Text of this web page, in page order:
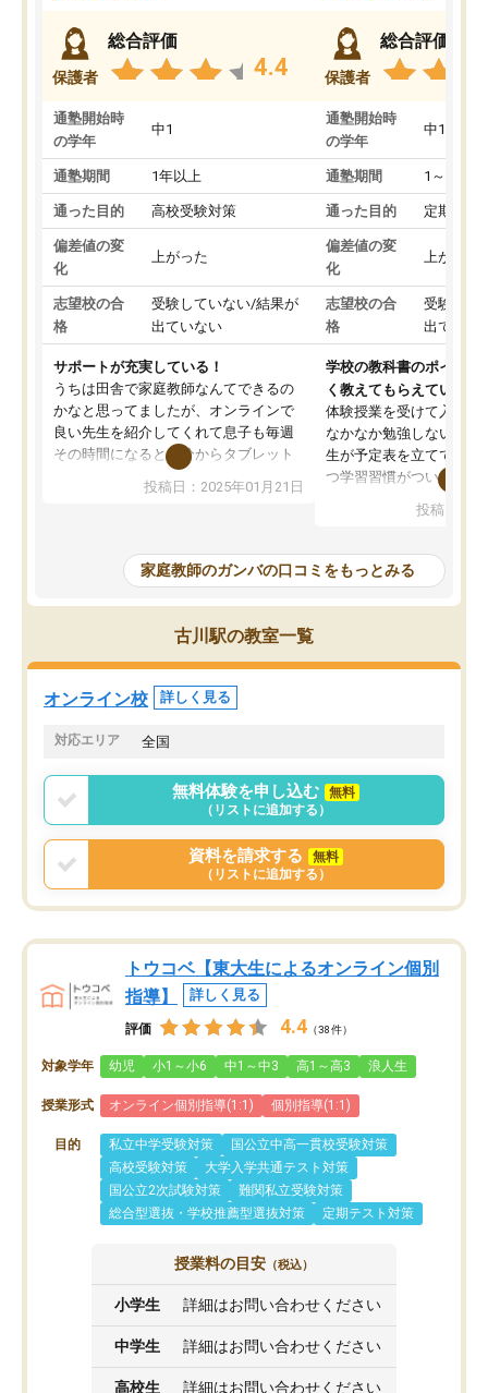
保護者
総合評価
4.4
通塾開始時
の学年
中1
通塾期間 1年以上
通った目的 高校受験対策
偏差値の変
化
上がった
志望校の合
格
受験していない/結果が
出ていない
サポートが充実している！
うちは田舎で家庭教師なんてできるの
かなと思ってましたが、オンラインで
良い先生を紹介してくれて息子も毎週
その時間になると自分からタブレット
を開いてzoomを繋げるようになりまし
た！5科目なんでもOKなのもとても気
めて1年ほどだった今では平均点以上の
科目が増えてきました！あと1年受験ま
であるので無料の週末教室を使用しな
がら頑張って欲しいと思います！
投稿日：2025年01月21日
保護者
総合評価
通塾開始時
の学年
中1
通塾期間 1～3ヵ月
通った目的 定期テス
偏差値の変
化
上がった
志望校の合
格
受験して
出ていな
学校の教科書のポイント
く教えてもらえている
体験授業を受けて入塾し
なかなか勉強しない息子
生が予定表を立ててくれ
つ学習習慣がついてきま
指導が無い日も予定表
問できるのでとても助か
投稿日：
家庭教師のガンバの口コミをもっとみる
古川駅の教室一覧
オンライン校 詳しく見る
対応エリア 全国
無料体験を申し込む
無料
（リストに追加する）
資料を請求する
無料
（リストに追加する）
トウコベ【東大生によるオンライン個別
指導】
詳しく見る
評価 4.4 （38件）
対象学年 幼児 小1～小6 中1～中3 高1～高3 浪人生
授業形式 オンライン個別指導(1:1) 個別指導(1:1)
目的 私立中学受験対策
国公立中高一貫校受験対策
高校受験対策
大学入学共通テスト対策
国公立2次試験対策
難関私立受験対策
総合型選抜・学校推薦型選抜対策
定期テスト対策
授業料の目安 （税込）
小学生 詳細はお問い合わせください
中学生 詳細はお問い合わせください
高校生 詳細はお問い合わせください